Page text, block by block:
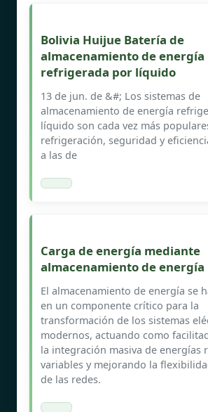
Bolivia Huijue Batería de
almacenamiento de energía
refrigerada por líquido
13 de jun. de &#; Los sistemas de
almacenamiento de energía
líquido son cada vez más
refrigeración, seguridad y
a las de
Carga de energía mediante
almacenamiento de energía
El almacenamiento de energía se
en un componente crítico para la
transformación de los sistemas
modernos, actuando como
la integración masiva de energías
variables y mejorando la
de las redes.